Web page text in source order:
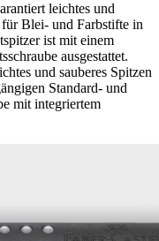
leichtes und
für Blei- und Farbstifte in
ist mit einem
ausgestattet.
und sauberes Spitzen
Standard- und
mit integriertem